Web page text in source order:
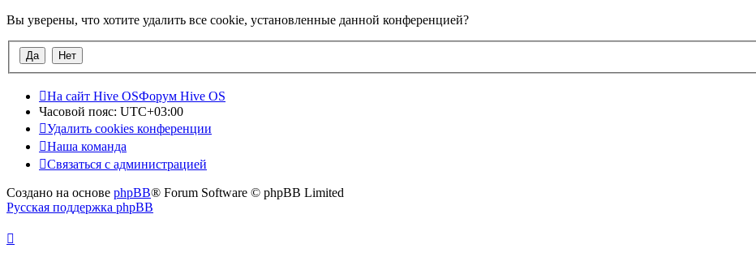
Вы уверены, что хотите удалить все cookie, установленные данной конференцией?
На сайт Hive OSФорум Hive OS
Часовой пояс: UTC+03:00
Удалить cookies конференции
Наша команда
Связаться с администрацией
Создано на основе phpBB® Forum Software © phpBB Limited
Русская поддержка phpBB